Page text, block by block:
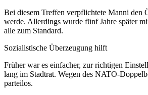
Bei diesem Treffen verpflichtete Manni den
werde. Allerdings wurde fünf Jahre später
alle zum Standard.
Sozialistische Überzeugung hilft
Früher war es einfacher, zur richtigen
lang im Stadtrat. Wegen des NATO-
parteilos.